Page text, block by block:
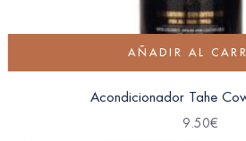
AÑADIR AL
Acondicionador Tahe
9.50€